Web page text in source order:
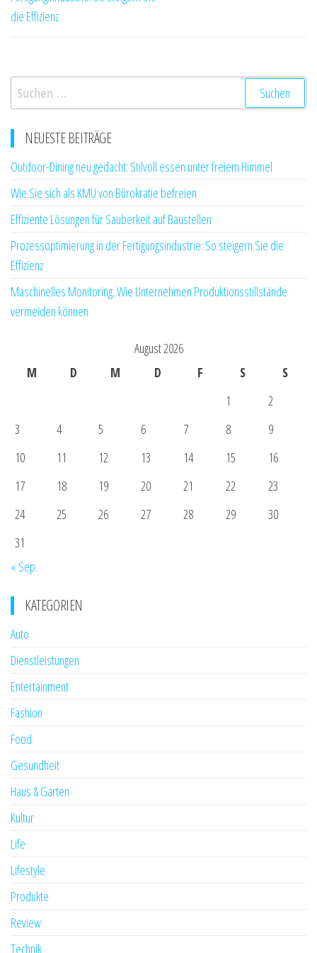
die Effizienz
Suchen
nach:
NEUESTE BEITRÄGE
Outdoor-Dining neu gedacht: Stilvoll essen unter freiem Himmel
Wie Sie sich als KMU von Bürokratie befreien
Effiziente Lösungen für Sauberkeit auf Baustellen
Prozessoptimierung in der Fertigungsindustrie: So steigern Sie die
Effizienz
Maschinelles Monitoring: Wie Unternehmen Produktionsstillstände
vermeiden können
August 2026
M
D M D F S
S
1
2
3
4 5 6 7 8
9
10
11 12 13 14 15
16
17
18 19 20 21 22
23
24
25 26 27 28 29
30
31
« Sep.
KATEGORIEN
Auto
Dienstleistungen
Entertainment
Fashion
Food
Gesundheit
Haus & Garten
Kultur
Life
Lifestyle
Produkte
Review
Technik